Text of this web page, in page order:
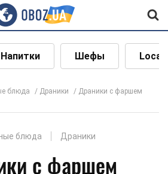
Напитки Шефы Local
блюда Драники Драники с фаршем
блюда Драники
с фаршем